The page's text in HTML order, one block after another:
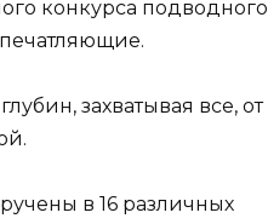
конкурса подводного
захватывая все, от
в 16 различных